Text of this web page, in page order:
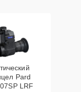
Pard
LRF